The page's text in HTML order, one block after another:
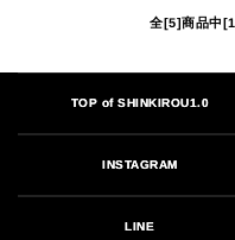
全[5]商品中
TOP of SHINKIROU1.0
INSTAGRAM
LINE